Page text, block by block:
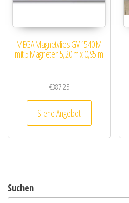
MEGA Magnetvlies GV 1540 M
mit 5 Magneten 5,20 m x 0,95 m
€387.25
Siehe Angebot
Suchen